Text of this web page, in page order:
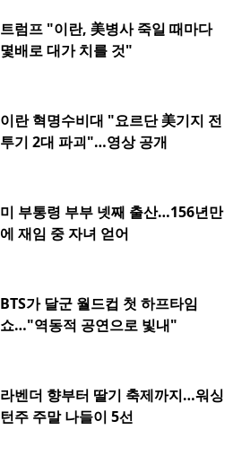
트럼프 "이란, 美병사 죽일 때마다
몇배로 대가 치를 것"
이란 혁명수비대 "요르단 美기지 전
투기 2대 파괴"…영상 공개
미 부통령 부부 넷째 출산…156년만
에 재임 중 자녀 얻어
BTS가 달군 월드컵 첫 하프타임
쇼…"역동적 공연으로 빛내"
라벤더 향부터 딸기 축제까지…워싱
턴주 주말 나들이 5선